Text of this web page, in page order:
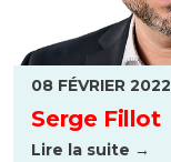
08 FÉVRIER 2022
Serge Fillot
Lire la suite →